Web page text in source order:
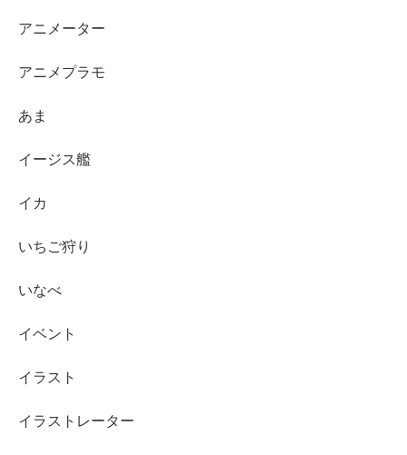
アニメーター
アニメプラモ
あま
イージス艦
イカ
いちご狩り
いなべ
イベント
イラスト
イラストレーター